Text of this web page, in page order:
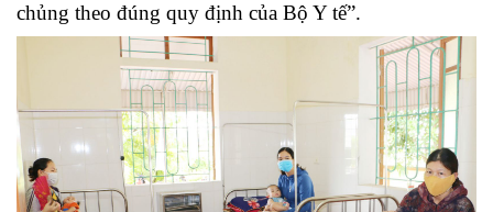
chủng theo đúng quy định của Bộ Y tế”.